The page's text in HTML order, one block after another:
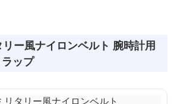
ー風ナイロンベルト 腕時計用
ップ